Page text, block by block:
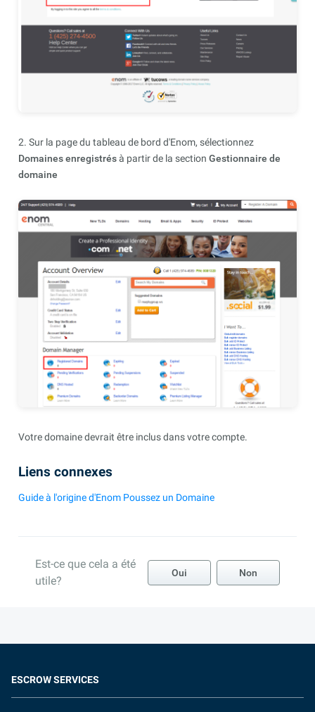
2. Sur la page du tableau de bord d'Enom, sélectionnez
Domaines enregistrésà partir de la section Gestionnaire de
domaine
Votre domaine devrait être inclus dans votre compte.
Liens connexes
Guide à l'origine d'Enom Poussez un Domaine
Est-ce que cela a été
utile?
Oui Non
ESCROW SERVICES